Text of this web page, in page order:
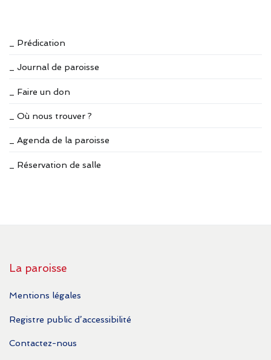
_ Prédication
_ Journal de paroisse
_ Faire un don
_ Où nous trouver ?
_ Agenda de la paroisse
_ Réservation de salle
La paroisse
Mentions légales
Registre public d’accessibilité
Contactez-nous